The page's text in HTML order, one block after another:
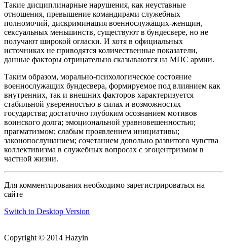
Такие дисциплинарные нарушения, как неуставные
отношения, превышение командирами служебных
полномочий, дискриминация военнослужащих-женщин,
сексуальных меньшинств, существуют в бундесвере, но не
получают широкой огласки. И хотя в официальных
источниках не приводятся количественные показатели,
данные факторы отрицательно сказываются на МПС армии.
Таким образом, морально-психологическое состояние
военнослужащих бундесвера, формируемое под влиянием как
внутренних, так и внешних факторов характеризуется
стабильной уверенностью в силах и возможностях
государства; достаточно глубоким осознанием мотивов
воинского долга; эмоциональной уравновешенностью;
прагматизмом; слабым проявлением инициативы;
законопослушанием; сочетанием довольно развитого чувства
коллективизма в служебных вопросах с эгоцентризмом в
частной жизни.
Для комментирования необходимо зарегистрироваться на
сайте
Switch to Desktop Version
Copyright © 2014 Hazyin